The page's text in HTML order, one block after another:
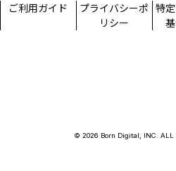
ご利用ガイド
プライバシーポ
リシー
特
© 2026 Born Digital, INC. ALL